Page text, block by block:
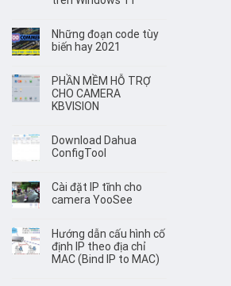
Những đoạn code tùy
biến hay 2021
PHẦN MỀM HỖ TRỢ
CHO CAMERA
KBVISION
Download Dahua
ConfigTool
Cài đặt IP tĩnh cho
camera YooSee
Hướng dẫn cấu hình cố
định IP theo địa chỉ
MAC (Bind IP to MAC)